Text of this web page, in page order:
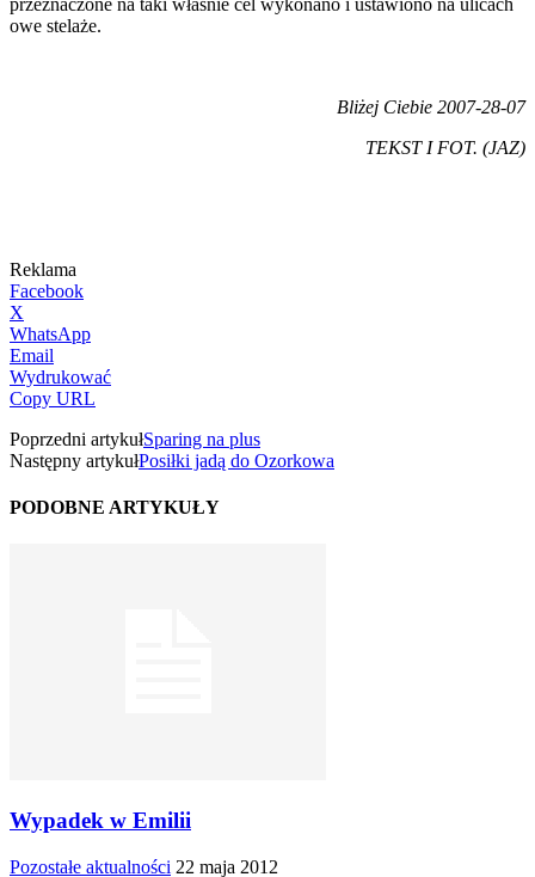
owe stelaże.
Bliżej Ciebie 2007-28-07
TEKST I FOT. (JAZ)
Reklama
Facebook
X
WhatsApp
Email
Wydrukować
Copy URL
Poprzedni artykułSparing na plus
Następny artykułPosiłki jadą do Ozorkowa
PODOBNE ARTYKUŁY
Wypadek w Emilii
Pozostałe aktualności 22 maja 2012